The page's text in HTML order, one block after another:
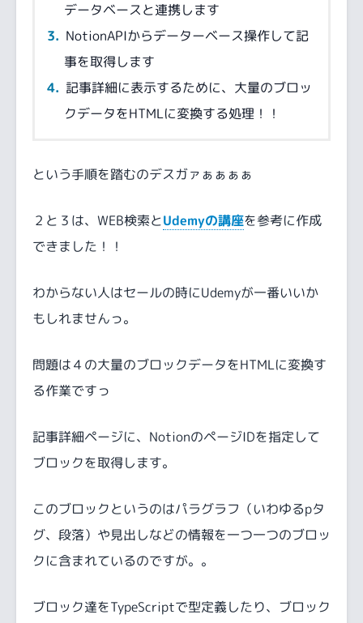
データベースと連携します
NotionAPIからデーターベース操作して記
事を取得します
記事詳細に表示するために、大量のブロッ
クデータをHTMLに変換する処理！！
という手順を踏むのデスガァぁぁぁぁ
２と３は、WEB検索とUdemyの講座を参考に作成
できました！！
わからない人はセールの時にUdemyが一番いいか
もしれませんっ。
問題は４の大量のブロックデータをHTMLに変換す
る作業ですっ
記事詳細ページに、NotionのページIDを指定して
ブロックを取得します。
このブロックというのはパラグラフ（いわゆるpタ
グ、段落）や見出しなどの情報を一つ一つのブロッ
クに含まれているのですが。。
ブロック達をTypeScriptで型定義したり、ブロック